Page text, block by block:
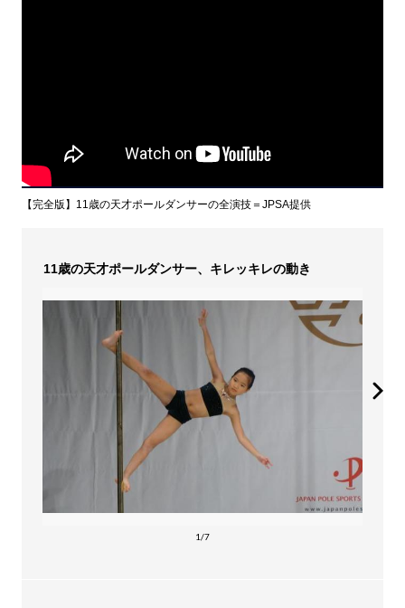
【完全版】11歳の天才ポールダンサーの全演技＝JPSA提供
11歳の天才ポールダンサー、キレッキレの動き
1/7